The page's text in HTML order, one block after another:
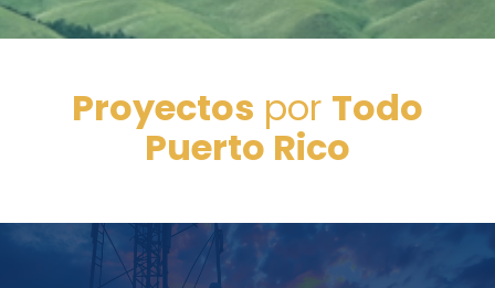
Proyectos por Todo
Puerto Rico